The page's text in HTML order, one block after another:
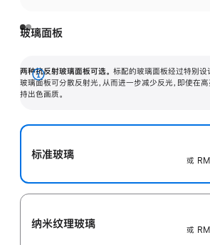
玻璃面板
两种抗反射玻璃面板可选。 标配的玻璃面板经过特别设
玻璃面板可分散反射光，从而进一步减少反光，即使在
持出色画质。
展
开
标准玻璃
或
纳米纹理玻璃
或